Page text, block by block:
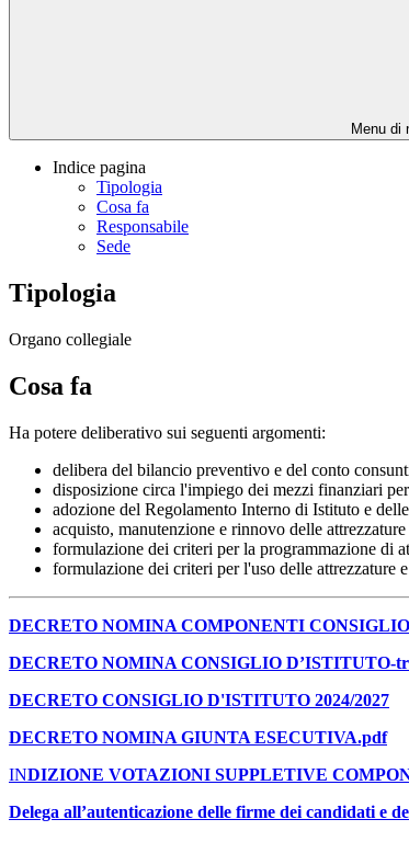
Menu di
Indice pagina
Tipologia
Cosa fa
Responsabile
Sede
Tipologia
Organo collegiale
Cosa fa
Ha potere deliberativo sui seguenti argomenti:
delibera del bilancio preventivo e del conto
disposizione circa l'impiego dei mezzi finanziari
adozione del Regolamento Interno di Istituto e
acquisto, manutenzione e rinnovo delle
formulazione dei criteri per la programmazione di
formulazione dei criteri per l'uso delle attrezzature
DECRETO NOMINA COMPONENTI
DECRETO NOMINA CONSIGLIO D’ISTITUTO-
DECRETO CONSIGLIO D'ISTITUTO 2024/2027
DECRETO NOMINA GIUNTA ESECUTIVA.pdf
INDIZIONE VOTAZIONI SUPPLETIVE
Delega all’autenticazione delle firme dei candidati e